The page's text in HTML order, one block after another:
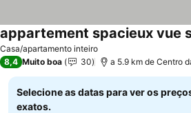
Casa/apartamento inteiro
appartement spacieux vue
8,4 Muito boa 30 a 5.9 km de Centro
Selecione as datas para ver os
exatos.